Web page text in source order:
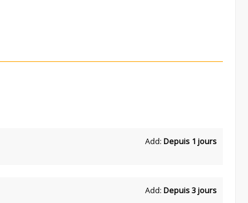
Add: Depuis 1 jours
Add: Depuis 3 jours